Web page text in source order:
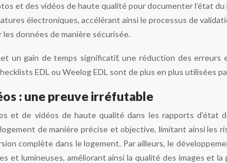
et des vidéos de haute qualité pour documenter l’état du
électroniques, accélérant ainsi le processus de
données de manière sécurisée.
un gain de temps significatif, une réduction des
EDL ou Weelog EDL sont de plus en plus utilisées
: une preuve irréfutable
et de vidéos de haute qualité dans les rapports
de manière précise et objective, limitant ainsi
complète dans le logement. Par ailleurs, le
et lumineuses, améliorant ainsi la qualité des images et